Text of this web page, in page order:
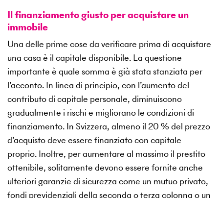
Il finanziamento giusto per acquistare un
immobile
Una delle prime cose da verificare prima di acquistare
una casa è il capitale disponibile. La questione
importante è quale somma è già stata stanziata per
l’acconto. In linea di principio, con l’aumento del
contributo di capitale personale, diminuiscono
gradualmente i rischi e migliorano le condizioni di
finanziamento. In Svizzera, almeno il 20 % del prezzo
d’acquisto deve essere finanziato con capitale
proprio. Inoltre, per aumentare al massimo il prestito
ottenibile, solitamente devono essere fornite anche
ulteriori garanzie di sicurezza come un mutuo privato,
fondi previdenziali della seconda o terza colonna o un